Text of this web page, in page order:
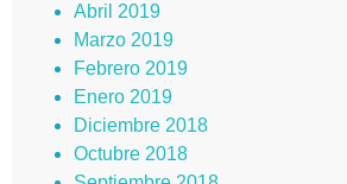
Abril 2019
Marzo 2019
Febrero 2019
Enero 2019
Diciembre 2018
Octubre 2018